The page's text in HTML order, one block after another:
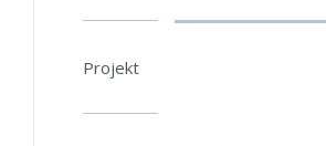
Projekt